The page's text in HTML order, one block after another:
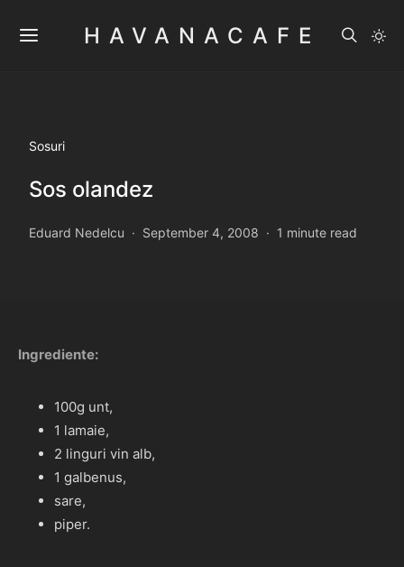
HAVANACAFE
Sosuri
Sos olandez
Eduard Nedelcu September 4, 2008 1 minute read
Ingrediente:
100g unt,
1 lamaie,
2 linguri vin alb,
1 galbenus,
sare,
piper.